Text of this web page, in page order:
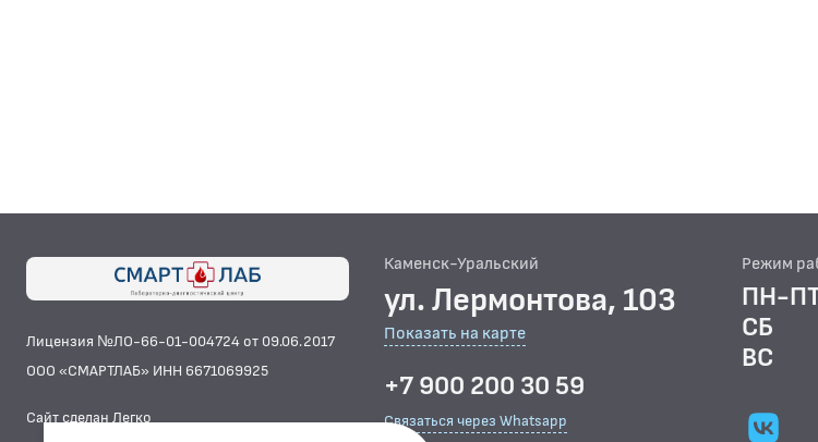
Лицензия №ЛО-66-01-004724 от 09.06.2017
ООО «СМАРТЛАБ» ИНН 6671069925
Сайт сделан Легко
Каменск-Уральский
ул. Лермонтова, 103
Показать на карте
+7 900 200 30 59
Связаться через Whatsapp
Режим
ПН-
СБ
ВС